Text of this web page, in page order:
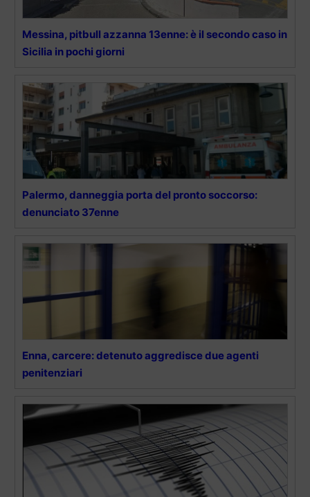
Messina, pitbull azzanna 13enne: è il secondo caso in
Sicilia in pochi giorni
Palermo, danneggia porta del pronto soccorso:
denunciato 37enne
Enna, carcere: detenuto aggredisce due agenti
penitenziari